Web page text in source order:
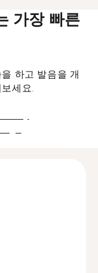
가장 빠른
하고 발음을 개
세요.